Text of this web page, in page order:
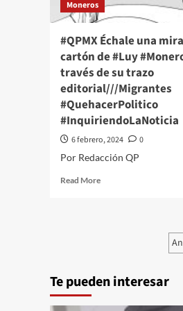
trazo
editorial///Nacidas
extinguirse
#QuehacerPolitico
#InquiriendoLaNoticia
Moneros
#QPMX Échale una
cartón de #Luy
través de su trazo
editorial///Migrantes
#QuehacerPolitico
#InquiriendoLaNoticia
6 febrero, 2024
0
Por Redacción QP
Read MoreRead
cartón
Te pueden interesar